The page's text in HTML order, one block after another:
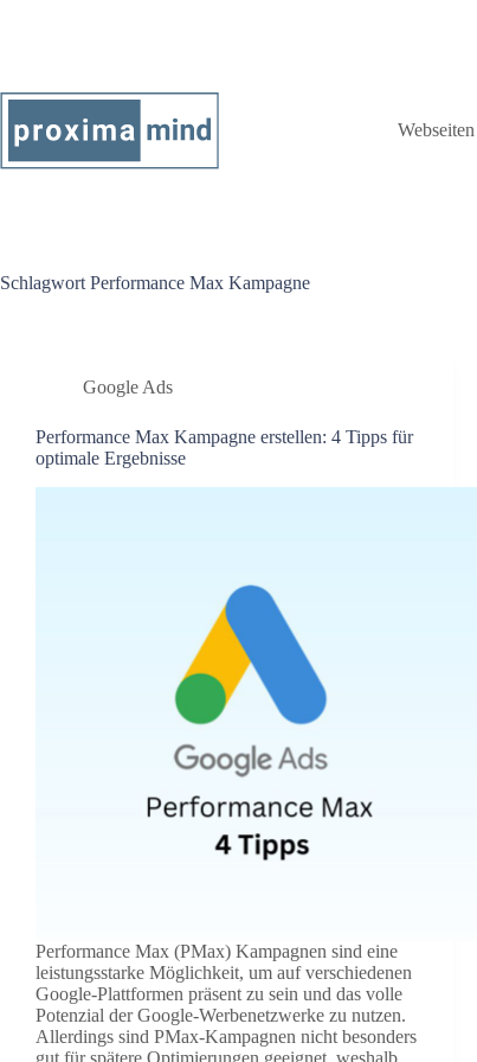
Webseiten
Schlagwort Performance Max Kampagne
Google Ads
Performance Max Kampagne erstellen: 4 Tipps für
optimale Ergebnisse
Performance Max (PMax) Kampagnen sind eine
leistungsstarke Möglichkeit, um auf verschiedenen
Google-Plattformen präsent zu sein und das volle
Potenzial der Google-Werbenetzwerke zu nutzen.
Allerdings sind PMax-Kampagnen nicht besonders
gut für spätere Optimierungen geeignet, weshalb